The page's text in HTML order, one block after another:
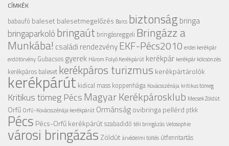
CÍMKÉK
babaufó balesetbalesetmegelőzés Barcs biztonságbringa
bringaparkolóbringaút bringásreggeli Bringázz a
Munkába! családi rendezvényEKF-Pécs2010 erdei kerékpár
erdőtörvény Gubacsos gyerek Három Folyó Kerékpárút kerékpár kerékpár kölcsönzés
kerékpáros baleset kerékpáros turizmus kerékpártárolók
kerékpárút kidical mass koppenhága Kovácsszénája kritikus tömeg
Kritikus tömeg PécsMagyar Kerékpárosklub Mecsek Zöldút
Orfű Orfű-Kovácsszénája kerékpárút Ormánságovibringapellérd ptkk
Pécs Pécs-Orfű kerékpárútszabadidő téli bringázásVelosophie
városi bringázás Zöldútárvédelmi töltés útfenntartás